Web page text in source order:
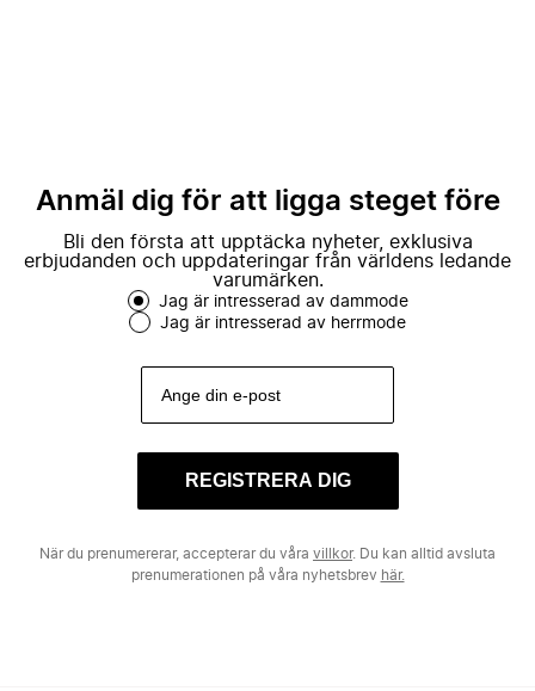
Anmäl dig för att ligga steget före
Bli den första att upptäcka nyheter, exklusiva
erbjudanden och uppdateringar från världens ledande
varumärken.
Jag är intresserad av dammode
Jag är intresserad av herrmode
REGISTRERA DIG
När du prenumererar, accepterar du våra villkor. Du kan alltid avsluta
prenumerationen på våra nyhetsbrev här.